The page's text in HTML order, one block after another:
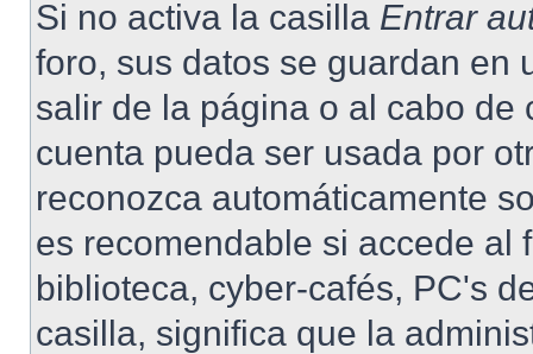
Si no activa la casilla Entrar
foro, sus datos se guardan en
salir de la página o al cabo de
cuenta pueda ser usada por
reconozca automáticamente
es recomendable si accede al
biblioteca, cyber-cafés, PC's
casilla, significa que la